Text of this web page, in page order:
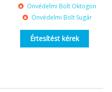
Önvédelmi Bolt Oktogon
Önvédelmi Bolt Sugár
Értesítést kérek